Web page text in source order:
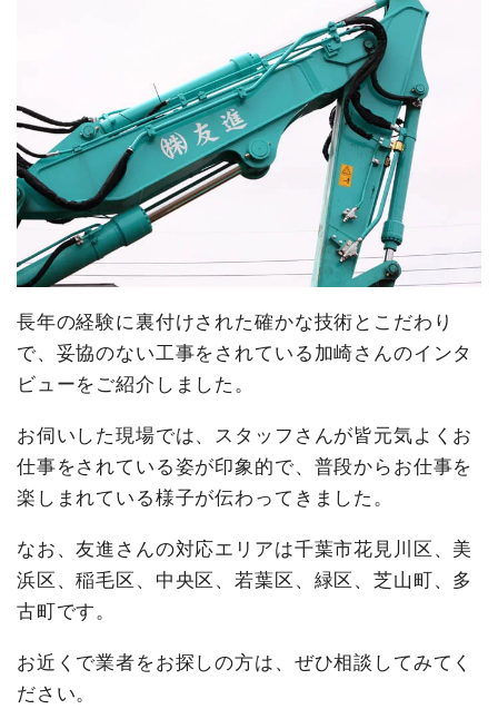
長年の経験に裏付けされた確かな技術とこだわり
で、妥協のない工事をされている加崎さんのインタ
ビューをご紹介しました。
お伺いした現場では、スタッフさんが皆元気よくお
仕事をされている姿が印象的で、普段からお仕事を
楽しまれている様子が伝わってきました。
なお、友進さんの対応エリアは千葉市花見川区、美
浜区、稲毛区、中央区、若葉区、緑区、芝山町、多
古町です。
お近くで業者をお探しの方は、ぜひ相談してみてく
ださい。